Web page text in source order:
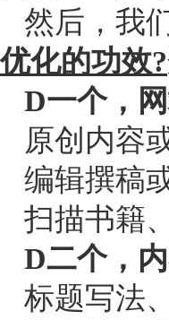
然后，我
优化的功效?
D一个，
原创内容
编辑撰稿
扫描书籍
D二个，
标题写法